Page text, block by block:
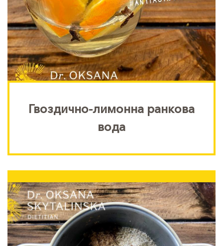
Гвоздично-лимонна ранкова
вода